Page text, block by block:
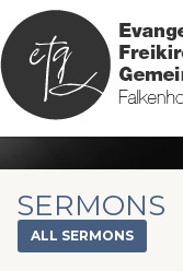
SERMONS
ALL SERMONS